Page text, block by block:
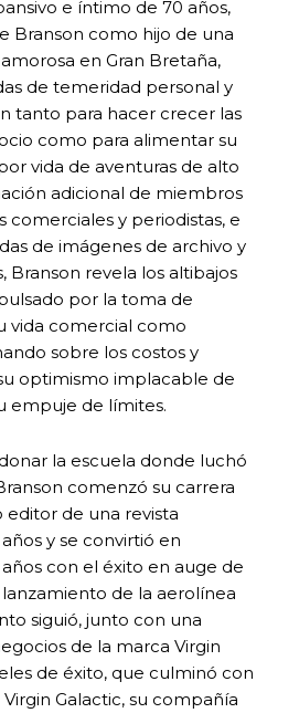
e íntimo de 70 años,
Branson como hijo de una
en Gran Bretaña,
de temeridad personal y
tanto para hacer crecer las
como para alimentar su
vida de aventuras de alto
adicional de miembros
comerciales y periodistas, e
de imágenes de archivo y
Branson revela los altibajos
por la toma de
vida comercial como
sobre los costos y
optimismo implacable de
empuje de límites.
la escuela donde luchó
comenzó su carrera
de una revista
y se convirtió en
con el éxito en auge de
lanzamiento de la aerolínea
siguió, junto con una
de la marca Virgin
de éxito, que culminó con
Galactic, su compañía